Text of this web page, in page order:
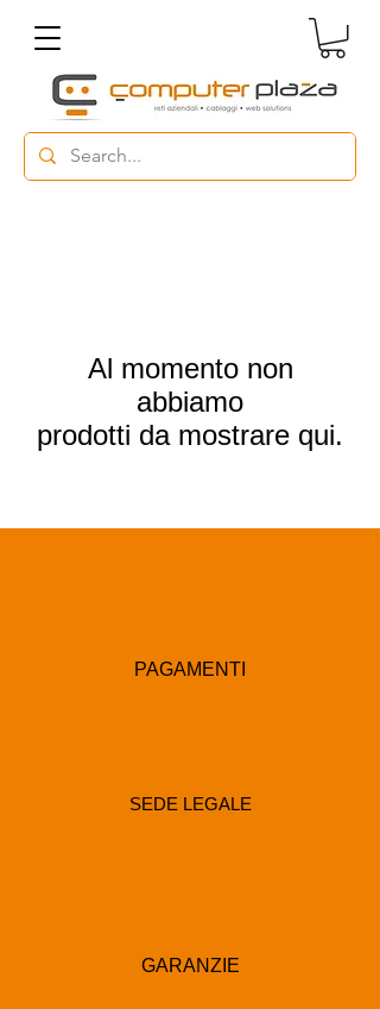
Al momento non
abbiamo
prodotti da mostrare qui.
PAGAMENTI
SEDE LEGALE
GARANZIE